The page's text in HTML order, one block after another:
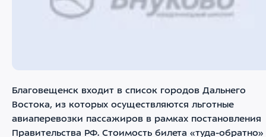
Благовещенск входит в список городов Дальнего
Востока, из которых осуществляются льготные
авиаперевозки пассажиров в рамках постановления
Правительства РФ. Стоимость билета «туда-обратно»